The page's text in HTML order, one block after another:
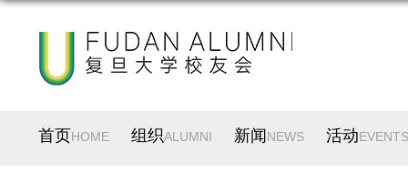
首页HOME 组织ALUMNI 新闻 NEWS 活动EVENTS